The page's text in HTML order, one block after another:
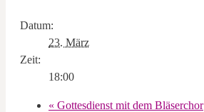
Datum:
23. März
Zeit:
18:00
« Gottesdienst mit dem Bläserchor